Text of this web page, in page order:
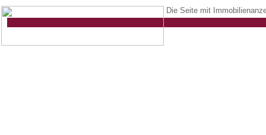
Die Seite mit